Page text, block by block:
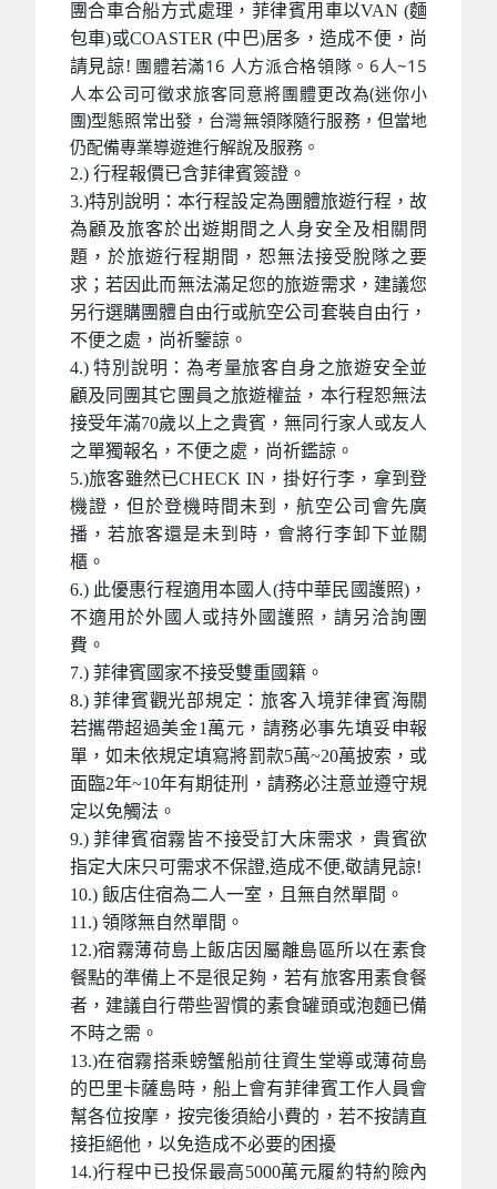
團合車合船方式處理，菲律賓用車以VAN (麵
包車)或COASTER (中巴)居多，造成不便，尚
請見諒! 團體若滿16 人方派合格領隊。6人~15
人本公司可徵求旅客同意將團體更改為(迷你小
團)型態照常出發，台灣無領隊隨行服務，但當地
仍配備專業導遊進行解說及服務。
2.) 行程報價已含菲律賓簽證。
3.)特別說明：本行程設定為團體旅遊行程，故
為顧及旅客於出遊期間之人身安全及相關問
題，於旅遊行程期間，恕無法接受脫隊之要
求；若因此而無法滿足您的旅遊需求，建議您
另行選購團體自由行或航空公司套裝自由行，
不便之處，尚祈鑒諒。
4.) 特別說明：為考量旅客自身之旅遊安全並
顧及同團其它團員之旅遊權益，本行程恕無法
接受年滿70歲以上之貴賓，無同行家人或友人
之單獨報名，不便之處，尚祈鑑諒。
5.)旅客雖然已CHECK IN，掛好行李，拿到登
機證，但於登機時間未到，航空公司會先廣
播，若旅客還是未到時，會將行李卸下並關
櫃。
6.) 此優惠行程適用本國人(持中華民國護照)，
不適用於外國人或持外國護照，請另洽詢團
費。
7.) 菲律賓國家不接受雙重國籍。
8.) 菲律賓觀光部規定：旅客入境菲律賓海關
若攜帶超過美金1萬元，請務必事先填妥申報
單，如未依規定填寫將罰款5萬~20萬披索，或
面臨2年~10年有期徒刑，請務必注意並遵守規
定以免觸法。
9.) 菲律賓宿霧皆不接受訂大床需求，貴賓欲
指定大床只可需求不保證,造成不便,敬請見諒!
10.) 飯店住宿為二人一室，且無自然單間。
11.) 領隊無自然單間。
12.)宿霧薄荷島上飯店因屬離島區所以在素食
餐點的準備上不是很足夠，若有旅客用素食餐
者，建議自行帶些習慣的素食罐頭或泡麵已備
不時之需。
13.)在宿霧搭乘螃蟹船前往資生堂導或薄荷島
的巴里卡薩島時，船上會有菲律賓工作人員會
幫各位按摩，按完後須給小費的，若不按請直
接拒絕他，以免造成不必要的困擾
14.)行程中已投保最高5000萬元履約特約險內